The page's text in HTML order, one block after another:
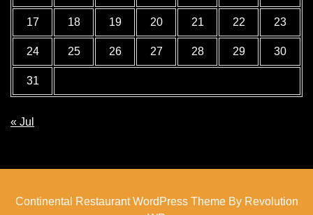
17 18 19 20 21 22 23
24 25 26 27 28 29 30
31
« Jul
Continental Restaurant WordPress Theme By Revolution